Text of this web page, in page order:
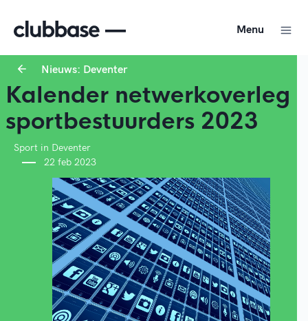
Menu
Nieuws: Deventer
Kalender netwerkoverleg
sportbestuurders 2023
Sport in Deventer
22 feb 2023